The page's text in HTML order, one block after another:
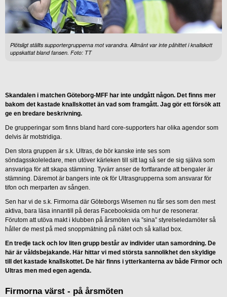
Plötsligt ställts supportergrupperna mot varandra. Allmänt var inte påhittet i knallskott
uppskattat bland fansen. Foto: TT
Skandalen i matchen Göteborg-MFF har inte undgått någon. Det finns mer
bakom det kastade knallskottet än vad som framgått. Jag gör ett försök att
ge en bredare beskrivning.
De grupperingar som finns bland hard core-supporters har olika agendor som
delvis är motstridiga.
Den stora gruppen är s.k. Ultras, de bör kanske inte ses som
söndagsskoleledare, men utöver kärleken till sitt lag så ser de sig själva som
ansvariga för att skapa stämning. Tyvärr anser de fortfarande att bengaler är
stämning. Däremot är bangers inte ok för Ultrasgrupperna som ansvarar för
tifon och merparten av sången.
Sen har vi de s.k. Firmorna där Göteborgs Wisemen nu får ses som den mest
aktiva, bara läsa innantill på deras Facebooksida om hur de resonerar.
Förutom att utöva makt i klubben på årsmöten via ”sina” styrelseledamöter så
håller de mest på med snoppmätning på nätet och så kallad box.
En tredje tack och lov liten grupp består av individer utan samordning. De
här är våldsbejakande. Här hittar vi med största sannolikhet den skyldige
till det kastade knallskottet. De här finns i ytterkanterna av både Firmor och
Ultras men med egen agenda.
Firmorna värst - på årsmöten